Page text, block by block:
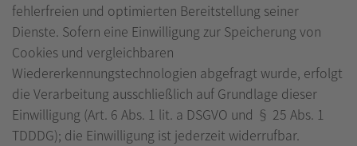
fehlerfreien und optimierten Bereitstellung seiner
Dienste. Sofern eine Einwilligung zur Speicherung von
Cookies und vergleichbaren
Wiedererkennungstechnologien abgefragt wurde, erfolgt
die Verarbeitung ausschließlich auf Grundlage dieser
Einwilligung (Art. 6 Abs. 1 lit. a DSGVO und § 25 Abs. 1
TDDDG); die Einwilligung ist jederzeit widerrufbar.